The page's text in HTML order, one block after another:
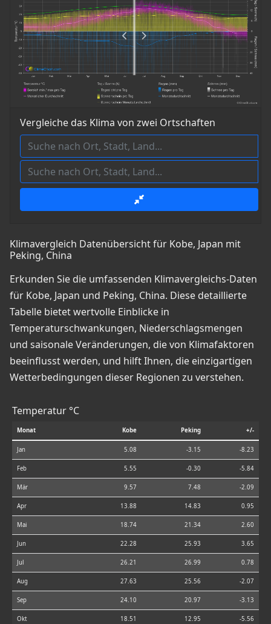
Vergleiche das Klima von zwei Ortschaften
Klimavergleich Datenübersicht für Kobe, Japan mit
Peking, China
Erkunden Sie die umfassenden Klimavergleichs-Daten
für Kobe, Japan und Peking, China. Diese detaillierte
Tabelle bietet wertvolle Einblicke in
Temperaturschwankungen, Niederschlagsmengen
und saisonale Veränderungen, die von Klimafaktoren
beeinflusst werden, und hilft Ihnen, die einzigartigen
Wetterbedingungen dieser Regionen zu verstehen.
Temperatur °C
Monat Kobe Peking +/-
Jan 5.08 -3.15 -8.23
Feb 5.55 -0.30 -5.84
Mär 9.57 7.48 -2.09
Apr 13.88 14.83 0.95
Mai 18.74 21.34 2.60
Jun 22.28 25.93 3.65
Jul 26.21 26.99 0.78
Aug 27.63 25.56 -2.07
Sep 24.10 20.97 -3.13
Okt 18.51 12.95 -5.56